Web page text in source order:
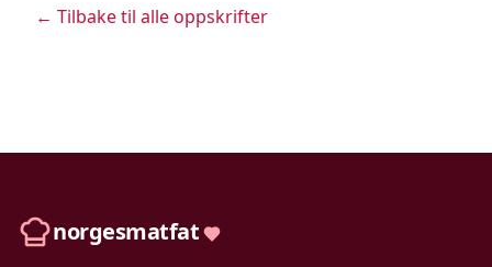
← Tilbake til alle oppskrifter
norgesmatfat